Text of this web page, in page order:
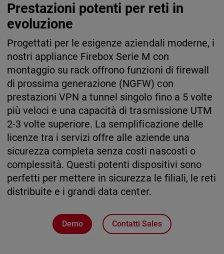
Prestazioni potenti per reti in
evoluzione
Progettati per le esigenze aziendali moderne, i
nostri appliance Firebox Serie M con
montaggio su rack offrono funzioni di firewall
di prossima generazione (NGFW) con
prestazioni VPN a tunnel singolo fino a 5 volte
più veloci e una capacità di trasmissione UTM
2-3 volte superiore. La semplificazione delle
licenze tra i servizi offre alle aziende una
sicurezza completa senza costi nascosti o
complessità. Questi potenti dispositivi sono
perfetti per mettere in sicurezza le filiali, le reti
distribuite e i grandi data center.
Demo Contatti Sales